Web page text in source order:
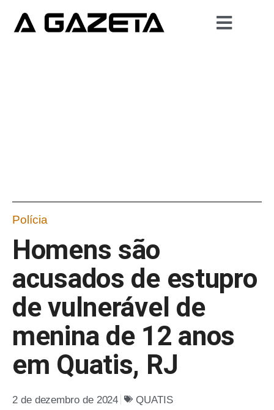
Polícia
Homens são
acusados de estupro
de vulnerável de
menina de 12 anos
em Quatis, RJ
2 de dezembro de 2024 QUATIS